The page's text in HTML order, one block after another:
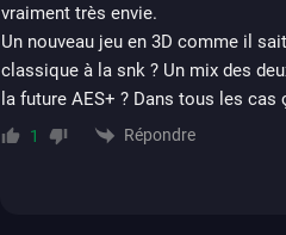
vraiment très envie.
Un nouveau jeu en 3D comme il
classique à la snk ? Un mix des
la future AES+ ? Dans tous les
1 Répondre